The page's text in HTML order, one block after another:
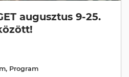
augusztus 9-25.
, Program